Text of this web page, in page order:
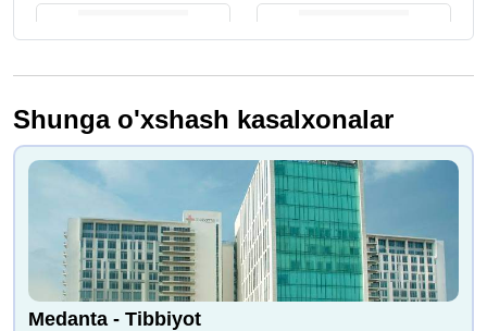
Dr. Hitesh Garg Dr. Sanjay Sarup
Dr. Parvin Yadav Dr. Geeta Baruah Nath
Shunga o'xshash kasalxonalar
Medanta - Tibbiyot